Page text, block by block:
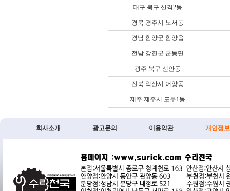
대구 북구 산격2동
경북 경주시 노서동
경남 함양군 함양읍
전남 강진군 군동면
광주 북구 신안동
전북 익산시 어양동
제주 제주시 도두1동
회사소개 광고문의 이용약관 개인정